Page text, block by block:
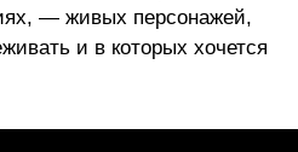
— живых персонажей,
и в которых хочется